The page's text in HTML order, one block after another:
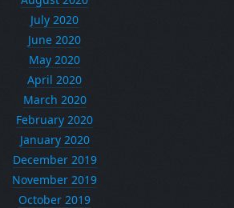
July 2020
June 2020
May 2020
April 2020
March 2020
February 2020
January 2020
December 2019
November 2019
October 2019